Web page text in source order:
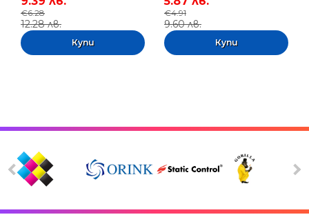
€6.28
12.28 лв.
€4.91
9.60 лв.